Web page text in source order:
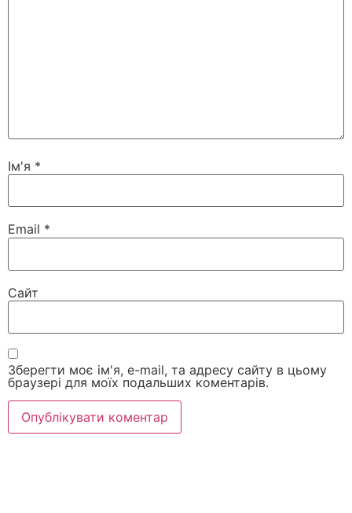
Ім'я *
Email *
Сайт
Зберегти моє ім'я, e-mail, та адресу сайту в цьому
браузері для моїх подальших коментарів.